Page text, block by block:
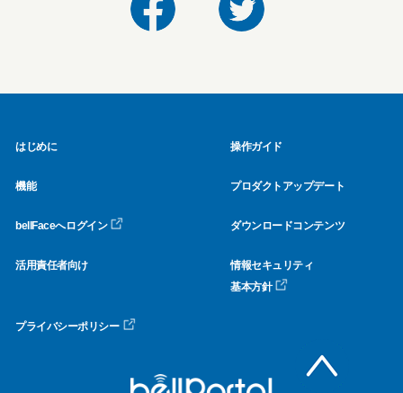
はじめに 操作ガイド
機能 プロダクトアップデート
bellFaceへログイン ダウンロードコンテンツ
活用責任者向け
情報セキュリティ
基本方針
プライバシーポリシー